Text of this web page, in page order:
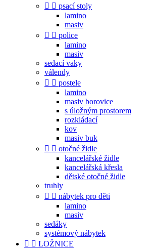
  psací stoly
lamino
masiv
  police
lamino
masiv
sedací vaky
válendy
  postele
lamino
masiv borovice
s úložným prostorem
rozkládací
kov
masiv buk
  otočné židle
kancelářské židle
kancelářská křesla
dětské otočné židle
truhly
  nábytek pro děti
lamino
masiv
sedáky
systémový nábytek
  LOŽNICE